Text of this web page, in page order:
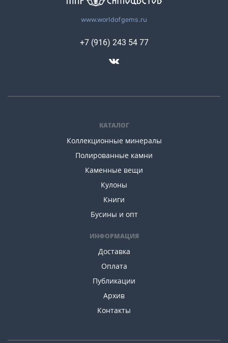
www.worldofgems.ru
КАТАЛОГ
Коллекционные минералы
Полированные камни
Каменные вещи
Кулоны
Книги
Бусины и опт
ИНФОРМАЦИЯ
Доставка
Оплата
Публикации
Архив
Контакты
+7 (916) 243 54 77